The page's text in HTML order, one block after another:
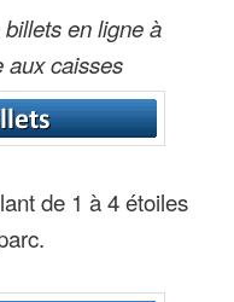
en ligne à
aux caisses
de 1 à 4 étoiles